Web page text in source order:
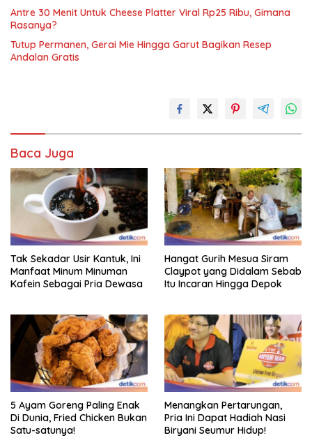
Antre 30 Menit Untuk Cheese Platter Viral Rp25 Ribu, Gimana
Rasanya?
Tutup Permanen, Gerai Mie Hingga Garut Bagikan Resep
Andalan Gratis
Baca Juga
Tak Sekadar Usir Kantuk, Ini
Manfaat Minum Minuman
Kafein Sebagai Pria Dewasa
Hangat Gurih Mesua Siram
Claypot yang Didalam Sebab
Itu Incaran Hingga Depok
5 Ayam Goreng Paling Enak
Di Dunia, Fried Chicken Bukan
Satu-satunya!
Menangkan Pertarungan,
Pria Ini Dapat Hadiah Nasi
Biryani Seumur Hidup!